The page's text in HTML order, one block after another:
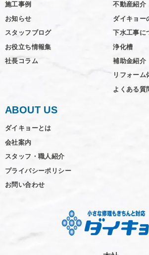
施工事例
お知らせ
スタッフブログ
お役立ち情報集
社長コラム
不動産紹介
ダイキョー
下水工事に
浄化槽
補助金紹介
リフォーム
よくある質
ABOUT US
ダイキョーとは
会社案内
スタッフ・職人紹介
プライバシーポリシー
お問い合わせ